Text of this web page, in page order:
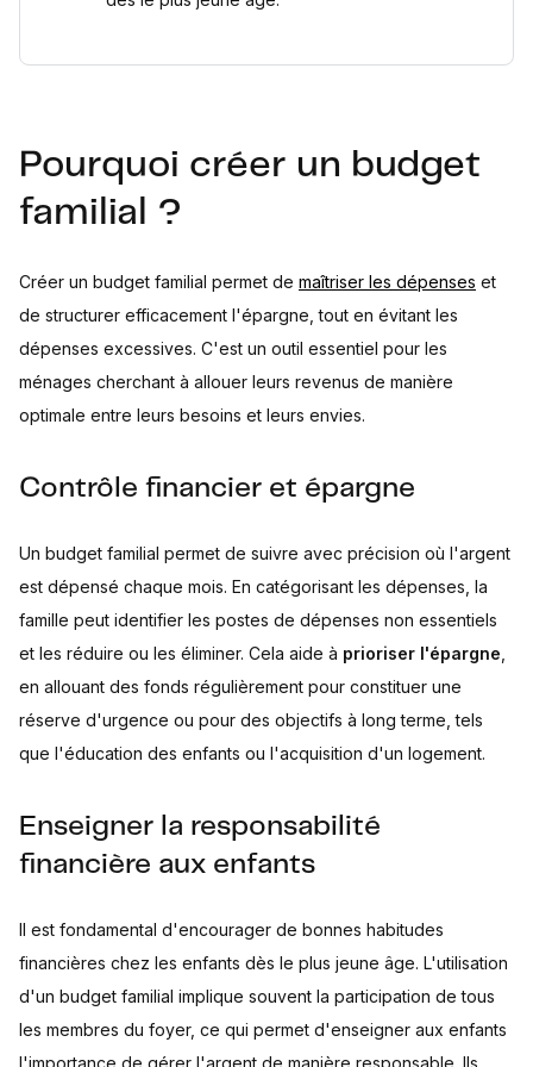
Pourquoi créer un budget
familial ?
Créer un budget familial permet de maîtriser les dépenses et
de structurer efficacement l'épargne, tout en évitant les
dépenses excessives. C'est un outil essentiel pour les
ménages cherchant à allouer leurs revenus de manière
optimale entre leurs besoins et leurs envies.
Contrôle financier et épargne
Un budget familial permet de suivre avec précision où l'argent
est dépensé chaque mois. En catégorisant les dépenses, la
famille peut identifier les postes de dépenses non essentiels
et les réduire ou les éliminer. Cela aide à prioriser l'épargne
en allouant des fonds régulièrement pour constituer une
réserve d'urgence ou pour des objectifs à long terme, tels
que l'éducation des enfants ou l'acquisition d'un logement.
Enseigner la responsabilité
financière aux enfants
Il est fondamental d'encourager de bonnes habitudes
financières chez les enfants dès le plus jeune âge. L'utilisation
d'un budget familial implique souvent la participation de tous
les membres du foyer, ce qui permet d'enseigner aux enfants
l'importance de gérer l'argent de manière responsable. Ils